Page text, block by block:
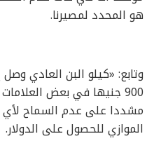
هو المحدد لمصيرنا.
900 جنيها في بعض
مشددا على عدم السماح لأي
الموازي للحصول على الدولار.